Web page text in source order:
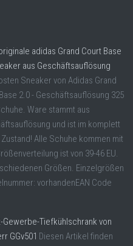
adidas Grand Court Base
aus Geschäftsauflösung
Sneaker von Adidas Grand
2.0 - Geschäftsauflösung 325
Ware stammt aus
und ist im komplett
Alle Schuhe kommen mit
ist von 39-46 EU.
Größen. Einzelgrößen
vorhandenEAN Code
Gewerbe-Tiefkühlschrank von
GGv501 Diesen Artikel finden